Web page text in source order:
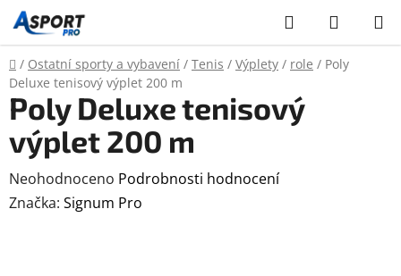
Přejít
na
obsah
Hledat
KOŠÍK
Domů
/ Ostatní sporty a vybavení / Tenis / Výplety / role / Poly
Deluxe tenisový výplet 200 m
Poly Deluxe tenisový
výplet 200 m
Průměrné
hodnocení
Neohodnoceno Podrobnosti hodnocení
Značka: Signum Pro